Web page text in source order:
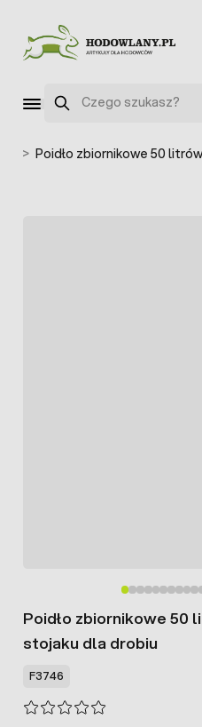
Szukaj
> Poidło zbiornikowe 50
Poidło zbiornikowe 50
stojaku dla drobiu
F3746